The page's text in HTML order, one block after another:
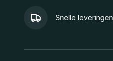
Snelle leveringen